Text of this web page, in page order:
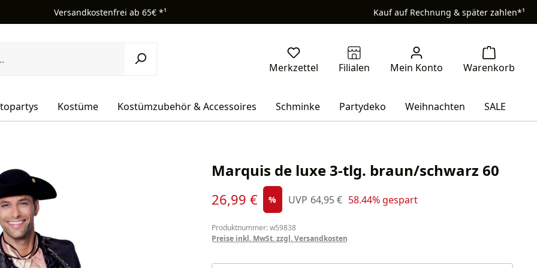
Versandkostenfrei ab 65€ *¹ Kauf auf Rechnung & später zahlen*¹
Kostüme Kostümzubehör & Accessoires Schminke Partydeko Weihnachten SALE
Marquis de luxe 3-tlg. braun/schwarz 60
Verkaufspreis:
26,99 € % UVP
Regulärer Preis:
64,95 € 58.44% gespart
Produktnummer: w59838
Preise inkl. MwSt. zzgl. Versandkosten